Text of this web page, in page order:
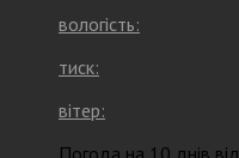
вологість:
тиск:
вітер:
Погода на 10 днів від